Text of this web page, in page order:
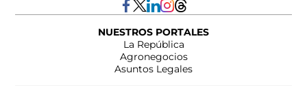
NUESTROS PORTALES
La República
Agronegocios
Asuntos Legales